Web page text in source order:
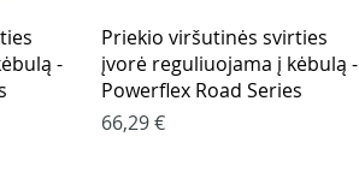
-
Greita peržiūra
Priekio viršutinės svirties
įvorė reguliuojama į kėbulą -
Powerflex Road Series
Kaina
66,29 €